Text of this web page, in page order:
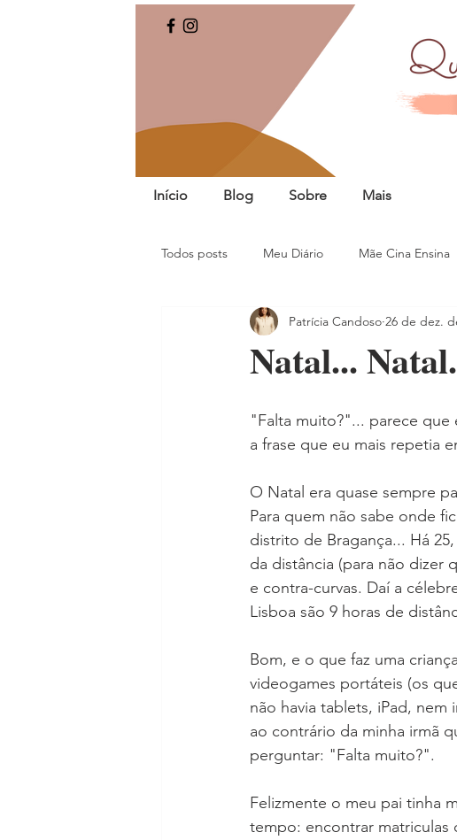
Início Blog Sobre Mais
Todos posts Meu Diário Mãe Cina Ensina
Natal...
Patrícia Candoso 26 de dez.
"Falta muito?"... parece que
a frase que eu mais repetia
O Natal era quase sempre
Para quem não sabe onde
distrito de Bragança... Há
da distância (para não dizer
e contra-curvas. Daí a
Lisboa são 9 horas de
Bom, e o que faz uma
videogames portáteis (os
não havia tablets, iPad,
ao contrário da minha irmã
perguntar: "Falta muito?".
Felizmente o meu pai tinha
tempo: encontrar matriculas